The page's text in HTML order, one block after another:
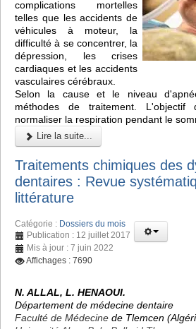
complications mortelles
telles que les accidents de
véhicules à moteur, la
difficulté à se concentrer, la
dépression, les crises
cardiaques et les accidents
vasculaires cérébraux.
Selon la cause et le niveau
méthodes de traitement.
normaliser la respiration pendant le
Lire la suite...
Traitements chimiques des
dentaires : Revue
littérature
Catégorie : Dossiers du mois
Publication : 12 juillet 2017
Mis à jour : 7 juin 2022
Affichages : 7690
N. ALLAL, L. HENAOUI.
Département de médecine dentaire
Faculté de Médecine de Tlemcen